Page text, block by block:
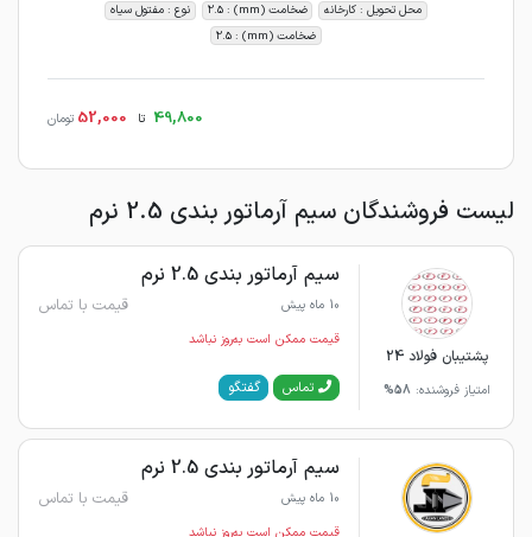
محل تحویل : کارخانه ضخامت (mm) : 2.5
نوع : مفتول سیاه
ضخامت (mm) : 2.5
49,800 تا 52,000 تومان
لیست فروشندگان سیم آرماتور بندی 2.5 نرم
پشتیبان فولاد 24
امتیاز فروشنده: 58%
سیم آرماتور بندی 2.5 نرم
10 ماه پیش قیمت با تماس
قیمت ممکن است به‌روز نباشد
تماس گفتگو
سیم آرماتور بندی 2.5 نرم
10 ماه پیش قیمت با تماس
قیمت ممکن است به‌روز نباشد